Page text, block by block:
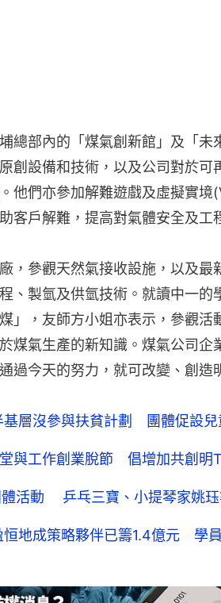
總部內的「煤氣創新館」及「未
創設備和技術，以及公司對於可
他們亦參加解難遊戲及虛擬實境
客戶解難，提高對氣體安全及工
，參觀天然氣接收設施，以及最
、製氫及供氫技術。就讀中一的
」，友師方小姐亦表示，參觀活
煤氣生產的新知識。煤氣公司企
過今天的努力，就可改變、創造
基層沒參與扶貧計劃 團體促設兒
與工作創業脫節 倡增加共創明
活動 乒乓三寶、小提琴家姚珏
恒地成策略夥伴已籌1.4億元 學